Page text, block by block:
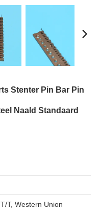
Stenter Pin Bar Pin
Naald Standaard
T, Western Union